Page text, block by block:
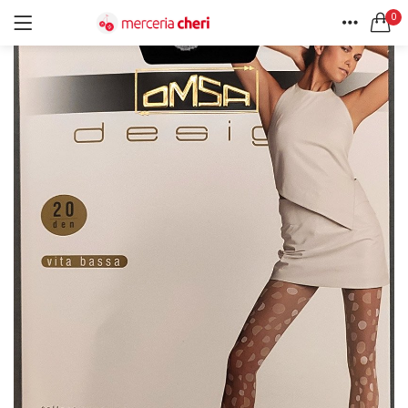
0
HOME
ACCOUNT
ACCEDI REGISTRATI
Ricordami
Password dimenticata?
CERCA IN:
Tutte le categorie
Accessori Design (56)
Cesti portalavoro (8)
Aghi e spilli (24)
Applicazioni (26)
Borse (6)
Bottoni/alamari/automatici (46)
Calze collant donna (24)